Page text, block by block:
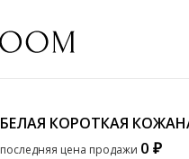
БЕЛАЯ КОРОТКАЯ
последняя цена продажи 0 ₽